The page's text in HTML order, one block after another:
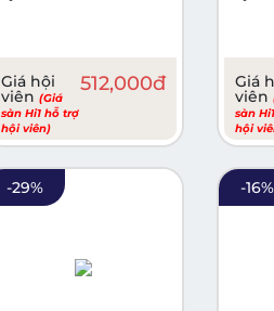
Giá hội
viên(Giá
sàn Hi1 hỗ trợ
hội viên)
512,000đ Giá
viên
sàn
hội
-29% -16%